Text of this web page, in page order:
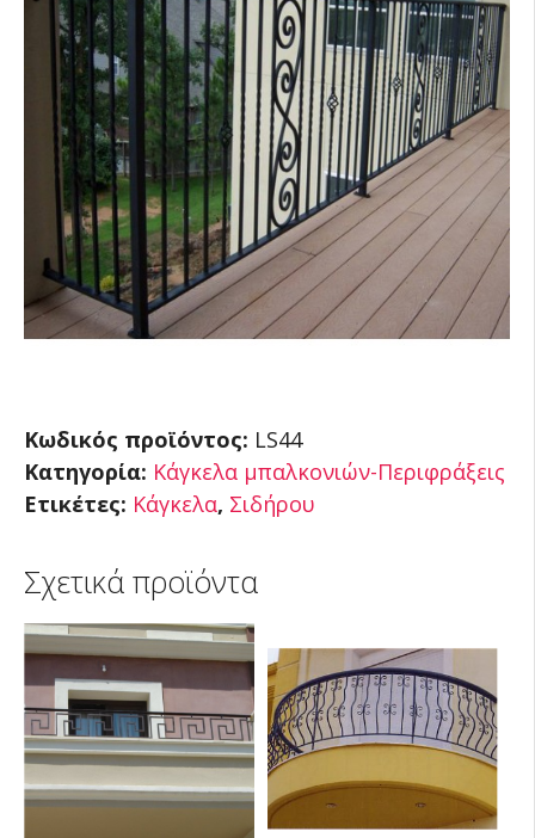
Κωδικός προϊόντος: LS44
Κατηγορία: Κάγκελα μπαλκονιών-Περιφράξεις
Ετικέτες: Κάγκελα, Σιδήρου
Σχετικά προϊόντα